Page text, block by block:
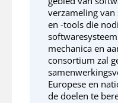
verzameling
en -tools die
mechanica en
consortium zal
Europese en
de doelen te